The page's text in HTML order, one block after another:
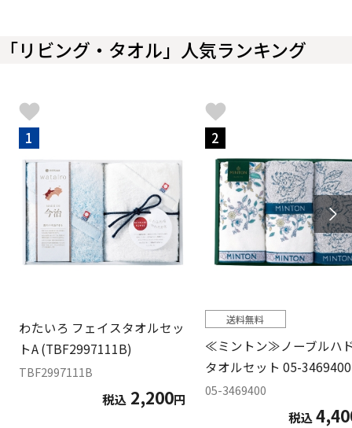
「リビング・タオル」人気ランキング
1
わたいろ フェイスタオルセッ
トA (TBF2997111B)
TBF2997111B
税込 2,200円
2
送料無料
≪ミントン≫ノーブルハ
タオルセット 05-3469400
05-3469400
税込